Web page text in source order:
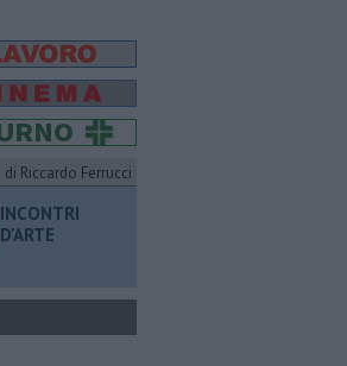
di Riccardo Ferrucci
INCONTRI
D'ARTE